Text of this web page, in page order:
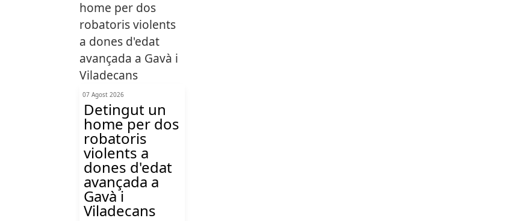
07 Agost 2026
Detingut un
home per dos
robatoris
violents a
dones d'edat
avançada a
Gavà i
Viladecans